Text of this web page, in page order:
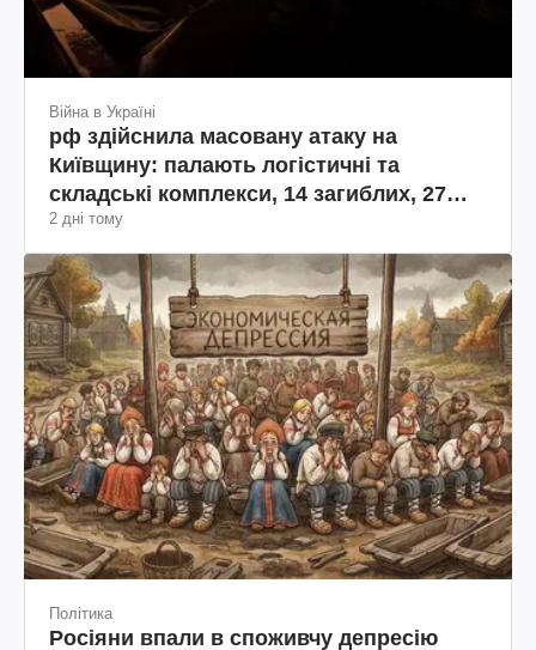
Війна в Україні
рф здійснила масовану атаку на
Київщину: палають логістичні та
складські комплекси, 14 загиблих, 27
поранених (фото, відео)
2 дні тому
Політика
Росіяни впали в споживчу депресію